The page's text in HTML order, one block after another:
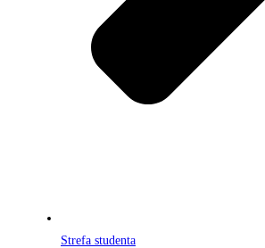
Strefa studenta